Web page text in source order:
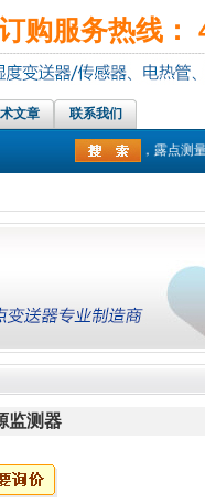
购服务热线：
文章 联系我们
温仪，温湿度记录仪，露点测
监测器